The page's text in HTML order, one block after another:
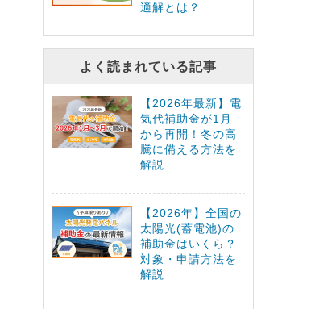
適解とは？
よく読まれている記事
【2026年最新】電
気代補助金が1月
から再開！冬の高
騰に備える方法を
解説
【2026年】全国の
太陽光(蓄電池)の
補助金はいくら？
対象・申請方法を
解説